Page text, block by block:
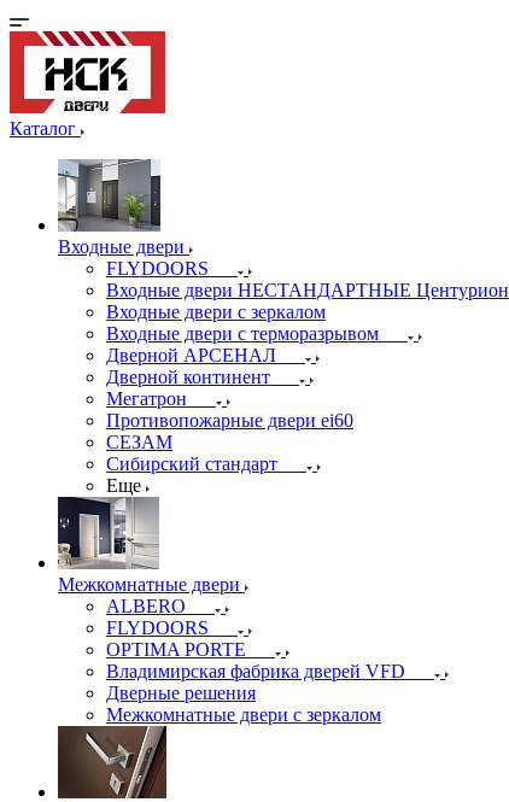
Каталог
Входные двери
FLYDOORS
Входные двери НЕСТАНДАРТНЫЕ Центурион
Входные двери с зеркалом
Входные двери с терморазрывом
Дверной АРСЕНАЛ
Дверной континент
Мегатрон
Противопожарные двери ei60
СЕЗАМ
Сибирский стандарт
Еще
Межкомнатные двери
ALBERO
FLYDOORS
OPTIMA PORTE
Владимирская фабрика дверей VFD
Дверные решения
Межкомнатные двери c зеркалом